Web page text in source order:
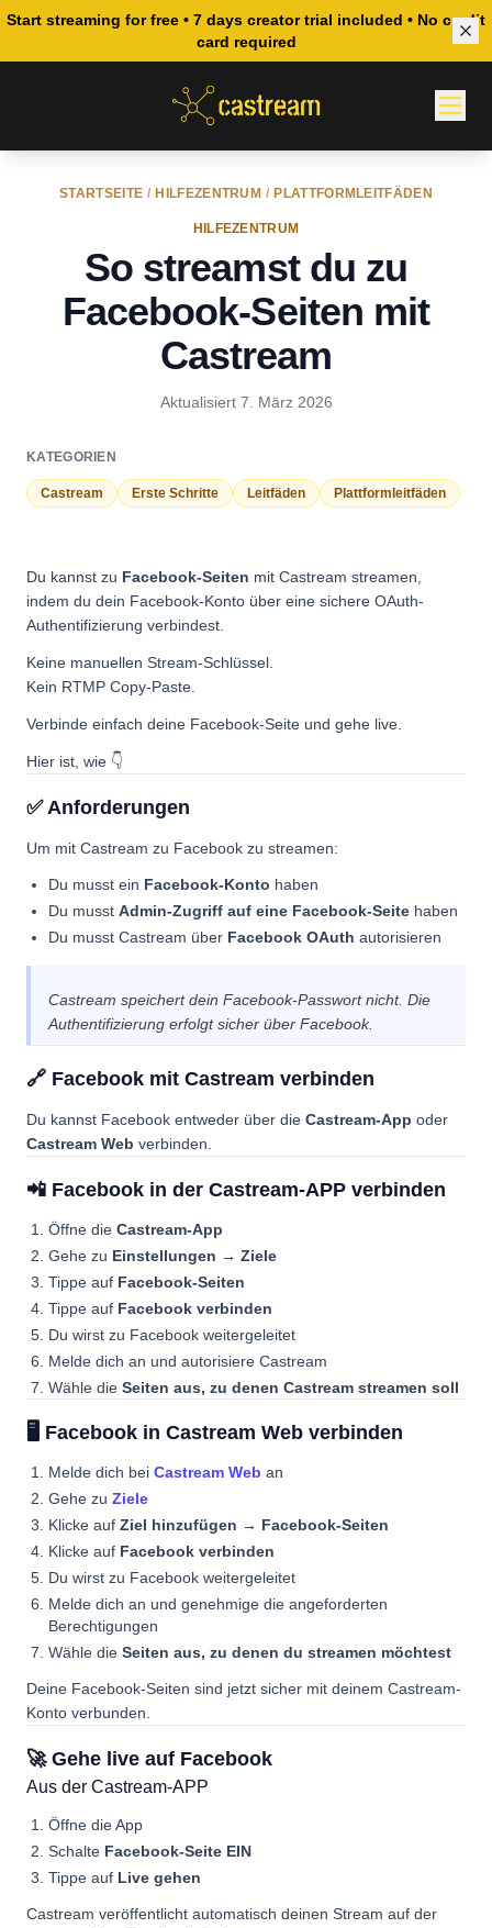
Start streaming for free • 7 days creator trial included • No credit
card required
STARTSEITE / HILFEZENTRUM / PLATTFORMLEITFÄDEN
HILFEZENTRUM
So streamst du zu
Facebook-Seiten mit
Castream
Aktualisiert 7. März 2026
KATEGORIEN
Castream Erste Schritte Leitfäden Plattformleitfäden
Du kannst zu Facebook-Seiten mit Castream streamen,
indem du dein Facebook-Konto über eine sichere OAuth-
Authentifizierung verbindest.
Keine manuellen Stream-Schlüssel.
Kein RTMP Copy-Paste.
Verbinde einfach deine Facebook-Seite und gehe live.
Hier ist, wie 👇
✅ Anforderungen
Um mit Castream zu Facebook zu streamen:
Du musst ein Facebook-Konto haben
Du musst Admin-Zugriff auf eine Facebook-Seite haben
Du musst Castream über Facebook OAuth autorisieren
Castream speichert dein Facebook-Passwort nicht. Die
Authentifizierung erfolgt sicher über Facebook.
🔗 Facebook mit Castream verbinden
Du kannst Facebook entweder über die Castream-App oder
Castream Web verbinden.
📲 Facebook in der Castream-APP verbinden
Öffne die Castream-App
Gehe zu Einstellungen → Ziele
Tippe auf Facebook-Seiten
Tippe auf Facebook verbinden
Du wirst zu Facebook weitergeleitet
Melde dich an und autorisiere Castream
Wähle die Seiten aus, zu denen Castream streamen soll
🖥️ Facebook in Castream Web verbinden
Melde dich bei Castream Web an
Gehe zu Ziele
Klicke auf Ziel hinzufügen → Facebook-Seiten
Klicke auf Facebook verbinden
Du wirst zu Facebook weitergeleitet
Melde dich an und genehmige die angeforderten
Berechtigungen
Wähle die Seiten aus, zu denen du streamen möchtest
Deine Facebook-Seiten sind jetzt sicher mit deinem Castream-
Konto verbunden.
🚀 Gehe live auf Facebook
Aus der Castream-APP
Öffne die App
Schalte Facebook-Seite EIN
Tippe auf Live gehen
Castream veröffentlicht automatisch deinen Stream auf der